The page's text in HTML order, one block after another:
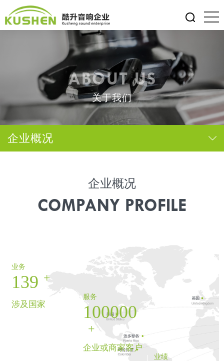
ABOUT US
关于我们
企业概况
企业概况
COMPANY PROFILE
业务
139 +
涉及国家
服务
100000
+
企业或商家客户
业绩